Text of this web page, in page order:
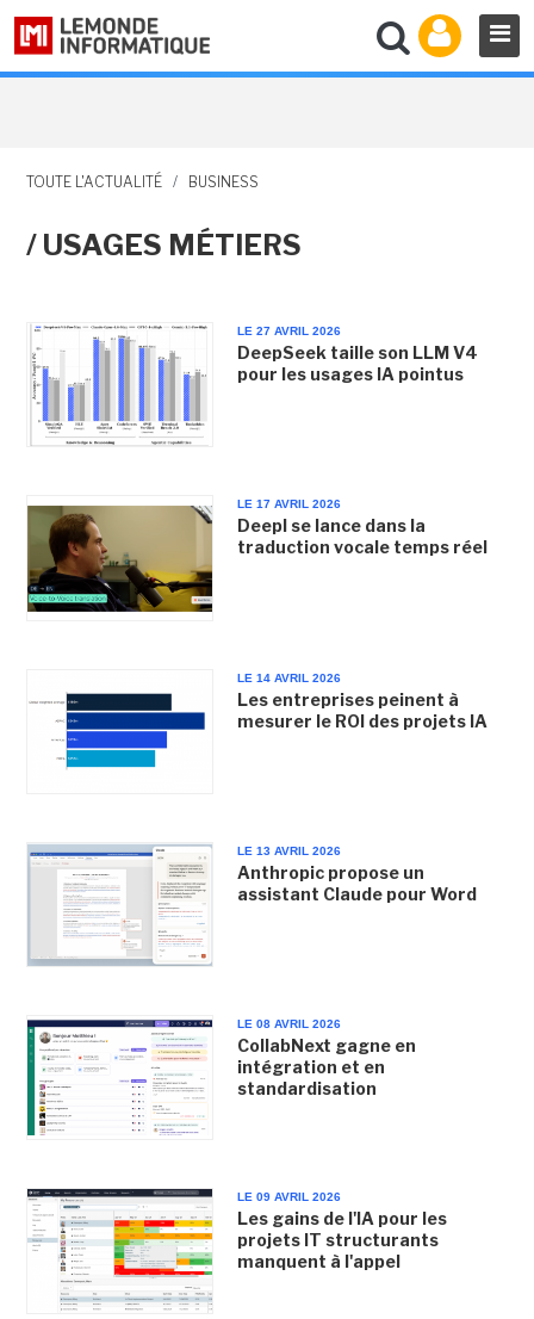
TOUTE L'ACTUALITÉ / BUSINESS
/ USAGES MÉTIERS
LE 27 AVRIL 2026
DeepSeek taille son LLM V4
pour les usages IA pointus
LE 17 AVRIL 2026
Deepl se lance dans la
traduction vocale temps réel
LE 14 AVRIL 2026
Les entreprises peinent à
mesurer le ROI des projets IA
LE 13 AVRIL 2026
Anthropic propose un
assistant Claude pour Word
LE 08 AVRIL 2026
CollabNext gagne en
intégration et en
standardisation
LE 09 AVRIL 2026
Les gains de l'IA pour les
projets IT structurants
manquent à l'appel